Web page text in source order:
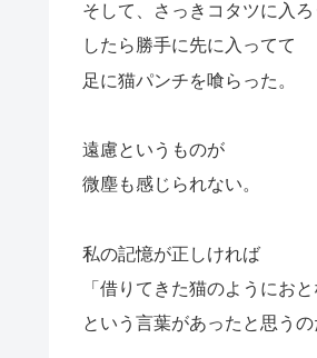
そして、さっきコタツに入ろ
したら勝手に先に入ってて
足に猫パンチを喰らった。
遠慮というものが
微塵も感じられない。
私の記憶が正しければ
「借りてきた猫のようにおと
という言葉があったと思うの